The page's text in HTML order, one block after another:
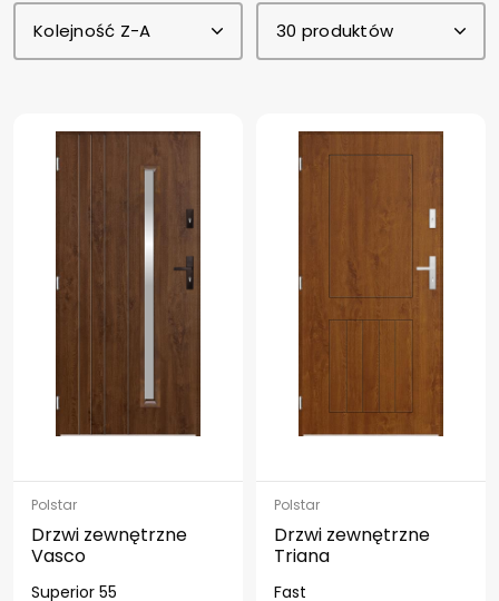
Kolejność Z-A 30 produktów
Polstar
Drzwi zewnętrzne
Vasco
Superior 55
Polstar
Drzwi zewnętrzne
Triana
Fast